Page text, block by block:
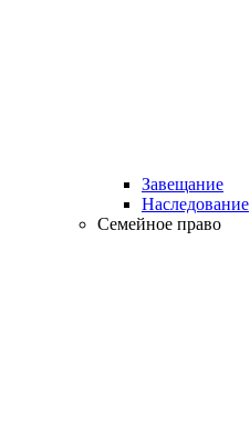
Завещание
Наследование
Семейное право